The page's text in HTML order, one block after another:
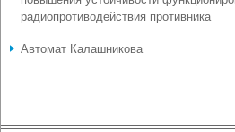
радиопротиводействия противника
Автомат Калашникова